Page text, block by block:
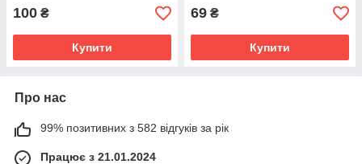
100 ₴
Купити
69 ₴
Купити
Про нас
99% позитивних з 582 відгуків за рік
Працює з 21.01.2024